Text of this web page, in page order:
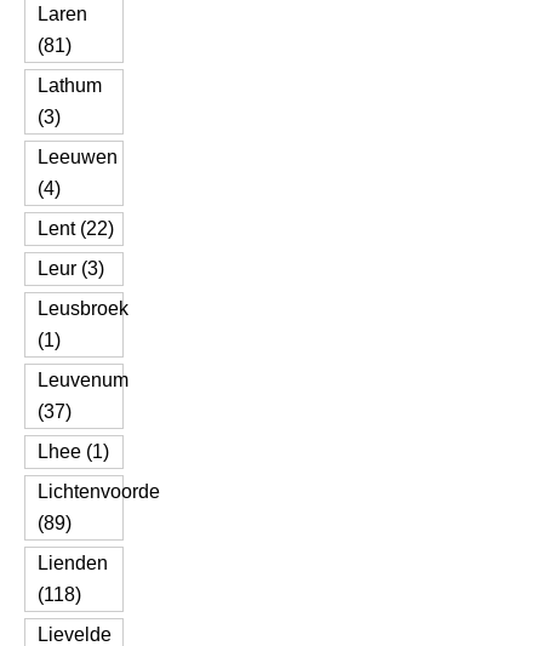
Laren
(81)
Lathum
(3)
Leeuwen
(4)
Lent (22)
Leur (3)
Leusbroek
(1)
Leuvenum
(37)
Lhee (1)
Lichtenvoorde
(89)
Lienden
(118)
Lievelde